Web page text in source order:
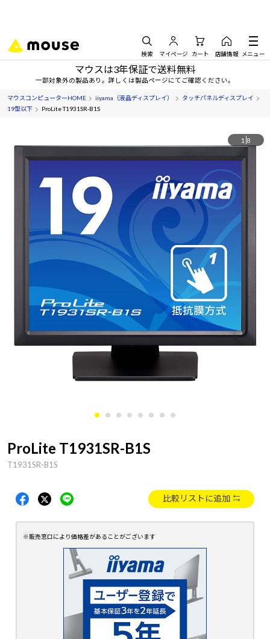
検索 マイページ カート 店舗情報 メニュー
マウスは3年保証で送料無料
一部対象外の製品あり。詳しくは製品ページにてご確認ください。
マウスコンピューターHOME iiyama（液晶ディスプレイ）
タッチパネルディスプレイ
19型以下
ProLite T1931SR-B1S
1 8
ProLite T1931SR-B1S
T1931SR-B1S
比較リストに追加